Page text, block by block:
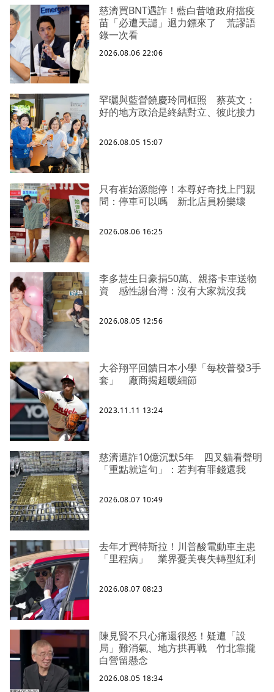
慈濟買BNT遇詐！藍白昔嗆政府擋疫
苗「必遭天譴」迴力鏢來了 荒謬語
錄一次看
2026.08.06 22:06
罕曬與藍營饒慶玲同框照 蔡英文：
好的地方政治是終結對立、彼此接力
2026.08.05 15:07
只有崔始源能停！本尊好奇找上門親
問：停車可以嗎 新北店員粉樂壞
2026.08.06 16:25
李多慧生日豪捐50萬、親搭卡車送物
資 感性謝台灣：沒有大家就沒我
2026.08.05 12:56
大谷翔平回饋日本小學「每校普發3手
套」 廠商揭超暖細節
2023.11.11 13:24
慈濟遭詐10億沉默5年 四叉貓看聲明
「重點就這句」：若判有罪錢還我
2026.08.07 10:49
去年才買特斯拉！川普酸電動車主患
「里程病」 業界憂美喪失轉型紅利
2026.08.07 08:23
陳見賢不只心痛還很怒！疑遭「設
局」難消氣、地方拱再戰 竹北靠攏
白營留懸念
2026.08.05 18:34